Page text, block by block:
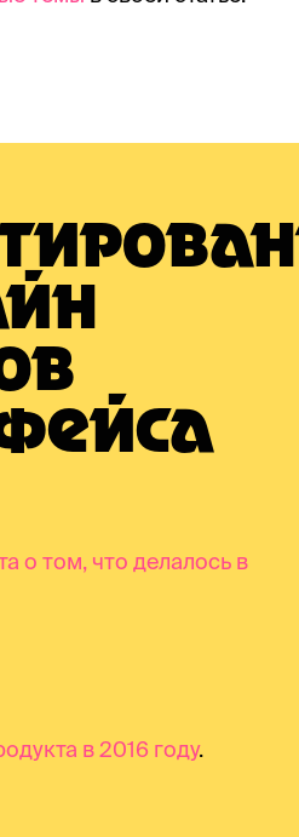
о том, что делалось в
в 2016 году.